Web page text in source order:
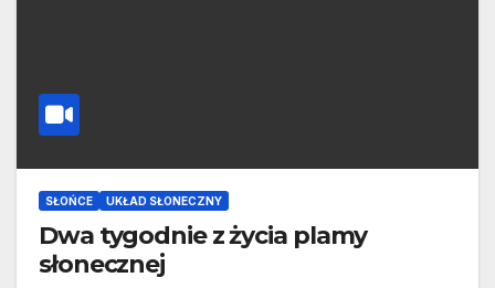
SŁOŃCE UKŁAD SŁONECZNY
Dwa tygodnie z życia plamy
słonecznej